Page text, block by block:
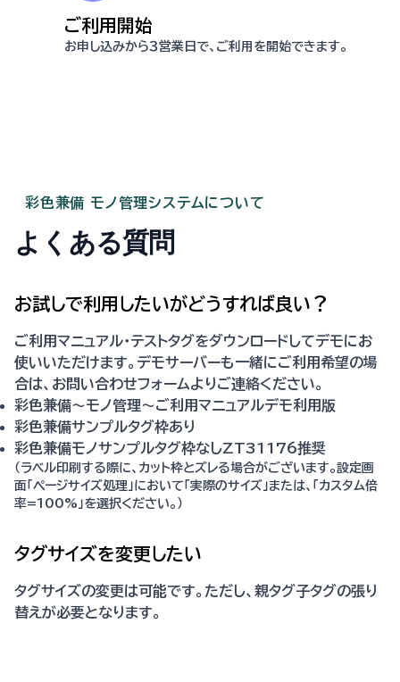
ご利用開始
お申し込みから３営業日で、ご利用を開始できます。
彩色兼備 モノ管理システムについて
よくある質問
お試しで利用したいがどうすれば良い？
ご利用マニュアル・テストタグをダウンロードしてデモにお
使いいただけます。デモサーバーも一緒にご利用希望の場
合は、お問い合わせフォームよりご連絡ください。
彩色兼備〜モノ管理〜ご利用マニュアルデモ利用版
彩色兼備サンプルタグ枠あり
彩色兼備モノサンプルタグ枠なしZT31176推奨
（ラベル印刷する際に、カット枠とズレる場合がございます。設定画
面「ページサイズ処理」において「実際のサイズ」または、「カスタム倍
率=100%」を選択ください。）
タグサイズを変更したい
タグサイズの変更は可能です。ただし、親タグ子タグの張り
替えが必要となります。